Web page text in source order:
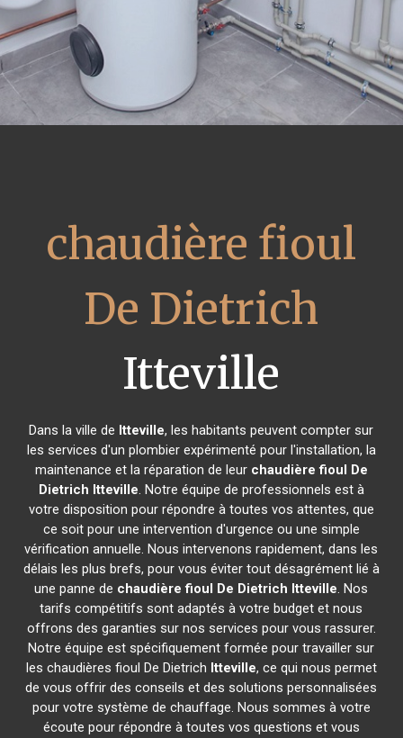
chaudière fioul
De Dietrich
Itteville
Dans la ville de Itteville, les habitants peuvent compter sur
les services d'un plombier expérimenté pour l'installation, la
maintenance et la réparation de leur chaudière fioul De
Dietrich Itteville. Notre équipe de professionnels est à
votre disposition pour répondre à toutes vos attentes, que
ce soit pour une intervention d'urgence ou une simple
vérification annuelle. Nous intervenons rapidement, dans les
délais les plus brefs, pour vous éviter tout désagrément lié à
une panne de chaudière fioul De Dietrich Itteville. Nos
tarifs compétitifs sont adaptés à votre budget et nous
offrons des garanties sur nos services pour vous rassurer.
Notre équipe est spécifiquement formée pour travailler sur
les chaudières fioul De Dietrich Itteville, ce qui nous permet
de vous offrir des conseils et des solutions personnalisées
pour votre système de chauffage. Nous sommes à votre
écoute pour répondre à toutes vos questions et vous